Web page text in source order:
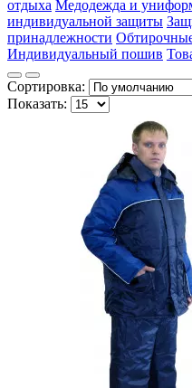
отдыха Медодежда и
индивидуальной защиты
принадлежности
Индивидуальный пошив
Сортировка:
Показать: